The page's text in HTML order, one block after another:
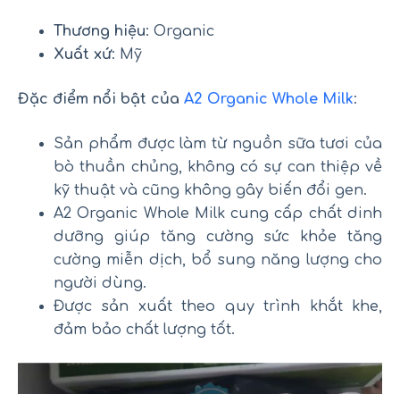
Thương hiệu: Organic
Xuất xứ: Mỹ
Đặc điểm nổi bật của A2 Organic Whole Milk:
Sản phẩm được làm từ nguồn sữa tươi của
bò thuần chủng, không có sự can thiệp về
kỹ thuật và cũng không gây biến đổi gen.
A2 Organic Whole Milk cung cấp chất dinh
dưỡng giúp tăng cường sức khỏe tăng
cường miễn dịch, bổ sung năng lượng cho
người dùng.
Được sản xuất theo quy trình khắt khe,
đảm bảo chất lượng tốt.